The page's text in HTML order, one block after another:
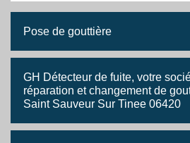
Pose de gouttière
GH Détecteur de fuite, votre
réparation et changement de
Saint Sauveur Sur Tinee 06420